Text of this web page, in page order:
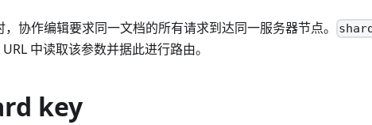
协作编辑要求同一文档的所有请求到达同一服务器节点。
中读取该参数并据此进行路由。
key